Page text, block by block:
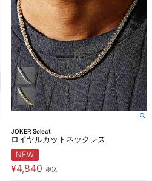
JOKER Select
ロイヤルカットネックレス
NEW
¥4,840 税込